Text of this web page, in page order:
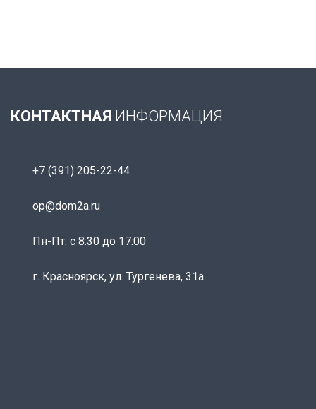
КОНТАКТНАЯ ИНФОРМАЦИЯ
+7 (391) 205-22-44
op@dom2a.ru
Пн-Пт: c 8:30 до 17:00
г. Красноярск, ул. Тургенева, 31а